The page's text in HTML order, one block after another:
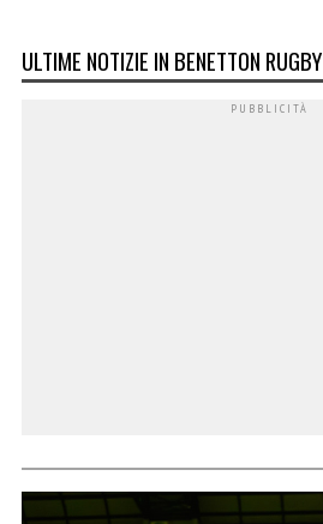
ULTIME NOTIZIE IN BENETTON RUGBY